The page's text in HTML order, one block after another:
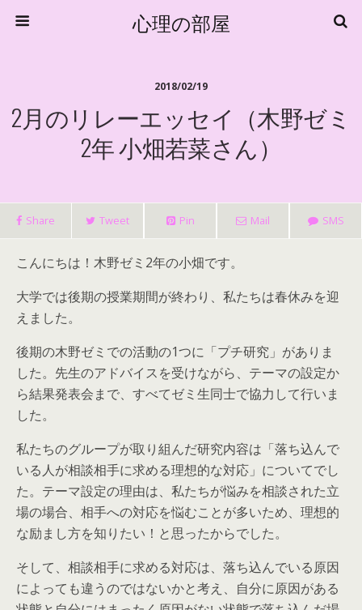
心理の部屋
2018/02/19
2月のリレーエッセイ（木野ゼミ
2年 小畑若菜さん）
Share Tweet Pin Mail SMS
こんにちは！木野ゼミ2年の小畑です。
大学では後期の授業期間が終わり、私たちは春休みを迎
えました。
後期の木野ゼミでの活動の1つに「プチ研究」がありま
した。先生のアドバイスを受けながら、テーマの設定か
ら結果発表会まで、すべてゼミ生同士で協力して行いま
した。
私たちのグループが取り組んだ研究内容は「落ち込んで
いる人が相談相手に求める理想的な対応」についてでし
た。テーマ設定の理由は、私たちが悩みを相談された立
場の場合、相手への対応を悩むことが多いため、理想的
な励まし方を知りたい！と思ったからでした。
そして、相談相手に求める対応は、落ち込んでいる原因
によっても違うのではないかと考え、自分に原因がある